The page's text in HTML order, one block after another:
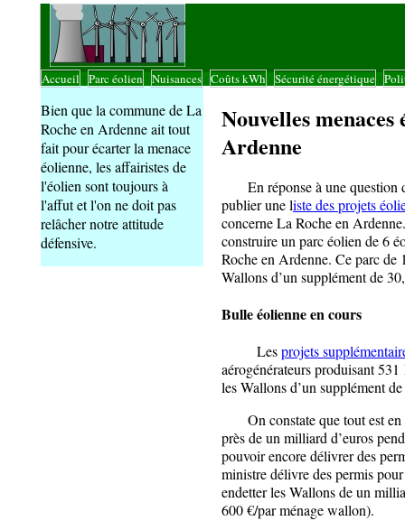
Accueil Parc éolien Nuisances Coûts kWh Sécurité énergétique
Bien que la commune de La
Roche en Ardenne ait tout
fait pour écarter la menace
éolienne, les affairistes de
l'éolien sont toujours à
l'affut et l'on ne doit pas
relâcher notre attitude
défensive.
Nouvelles
Ardenne
En réponse à une question
publier une liste des projets
concerne La Roche en
construire un parc éolien de 6
Roche en Ardenne. Ce parc
Wallons d’un supplément de
Bulle éolienne en cours
Lesprojets
aérogénérateurs produisant
les Wallons d’un supplément
On constate que tout est en
près de un milliard d’euros
pouvoir encore délivrer des
ministre délivre des permis
endetter les Wallons de un
600 €/par ménage wallon).